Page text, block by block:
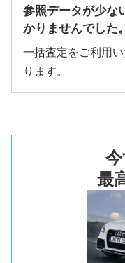
参照データが少な
かりませんでした。
一括査定をご利用
ります。
最